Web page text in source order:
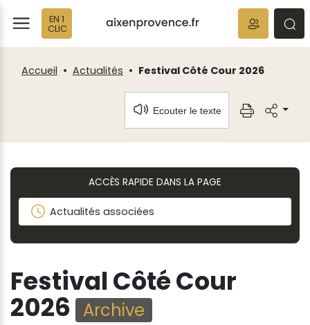
EN 1
CLIC
Accueil Actualités Festival Côté Cour 2026
Ecouter le texte
ACCÈS RAPIDE DANS LA PAGE
Actualités associées
Festival Côté Cour
2026 Archive
Fenêtre
de
chat
Panneau de gestion des cookies